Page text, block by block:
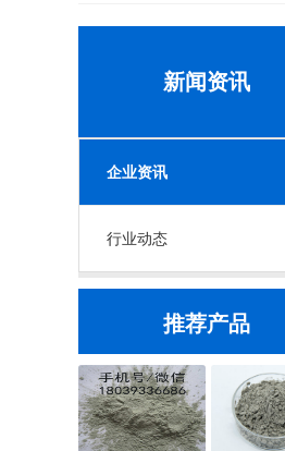
新闻资讯
企业资讯
行业动态
推荐产品